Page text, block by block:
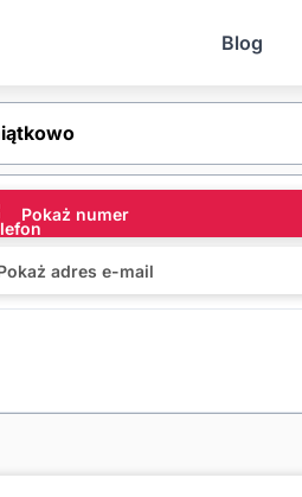
Blog
Pokaż numer
adres e-mail